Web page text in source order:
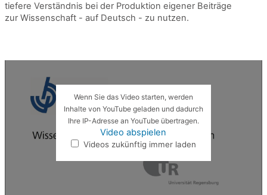
tiefere Verständnis bei der Produktion eigener Beiträge
zur Wissenschaft - auf Deutsch - zu nutzen.
Wenn Sie das Video starten, werden
Inhalte von YouTube geladen und dadurch
Ihre IP-Adresse an YouTube übertragen.
Video abspielen
Videos zukünftig immer laden